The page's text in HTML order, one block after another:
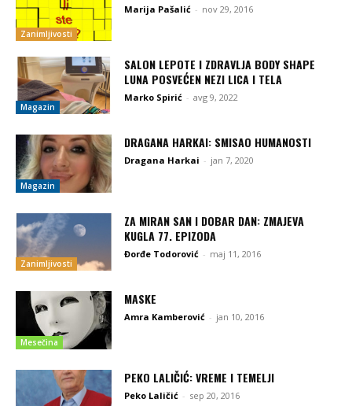
Zanimljivosti
Marija Pašalić - nov 29, 2016
Magazin
SALON LEPOTE I ZDRAVLJA BODY SHAPE
LUNA POSVEĆEN NEZI LICA I TELA
Marko Spirić - avg 9, 2022
Magazin
DRAGANA HARKAI: SMISAO HUMANOSTI
Dragana Harkai - jan 7, 2020
Zanimljivosti
ZA MIRAN SAN I DOBAR DAN: ZMAJEVA
KUGLA 77. EPIZODA
Đorđe Todorović - maj 11, 2016
Mesečina
MASKE
Amra Kamberović - jan 10, 2016
PEKO LALIČIĆ: VREME I TEMELJI
Peko Laličić - sep 20, 2016